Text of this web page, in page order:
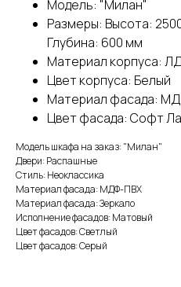
Модель: "Милан"
Размеры: Высота:
Глубина: 600 мм
Материал корпуса:
Цвет корпуса: Белый
Материал фасада:
Цвет фасада: Софт
Модель шкафа на заказ: "Милан"
Двери: Распашные
Стиль: Неоклассика
Материал фасада: МДФ-ПВХ
Материал фасада: Зеркало
Исполнение фасадов: Матовый
Цвет фасадов: Светлый
Цвет фасадов: Серый